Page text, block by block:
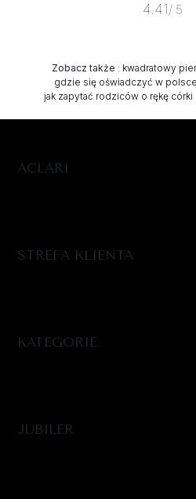
4.41/ 5
Zobacz także : kwadratowy
gdzie się oświadczyć w polsce
jak zapytać rodziców o rękę córki
ACLARI
STREFA KLIENTA
KATEGORIE
JUBILER